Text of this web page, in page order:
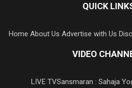
QUICK
Home About Us Advertise with Us
VIDEO
LIVE TVSansmaran : Sahaja